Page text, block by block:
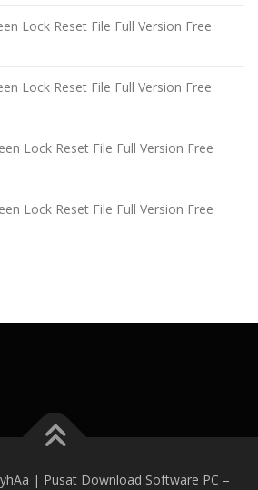
Lock Reset File Full Version Free
Lock Reset File Full Version Free
Lock Reset File Full Version Free
Lock Reset File Full Version Free
| Pusat Download Software PC –